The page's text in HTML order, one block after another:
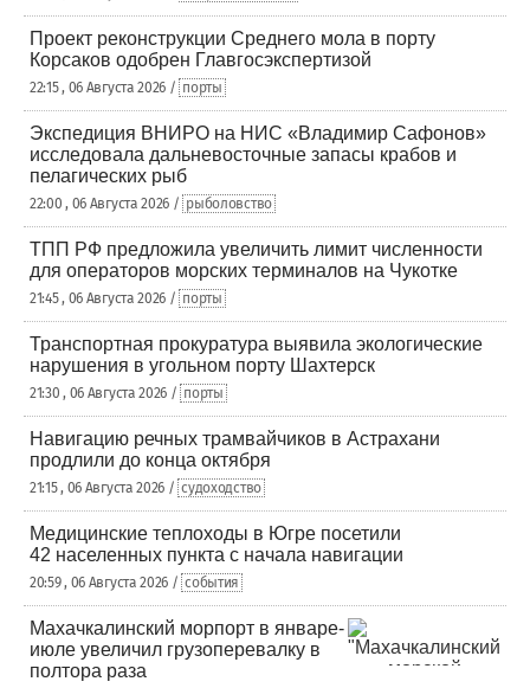
Проект реконструкции Среднего мола в порту
Корсаков одобрен Главгосэкспертизой
22:15 , 06 Августа 2026 / порты
Экспедиция ВНИРО на НИС «Владимир Сафонов»
исследовала дальневосточные запасы крабов и
пелагических рыб
22:00 , 06 Августа 2026 / рыболовство
ТПП РФ предложила увеличить лимит численности
для операторов морских терминалов на Чукотке
21:45 , 06 Августа 2026 / порты
Транспортная прокуратура выявила экологические
нарушения в угольном порту Шахтерск
21:30 , 06 Августа 2026 / порты
Навигацию речных трамвайчиков в Астрахани
продлили до конца октября
21:15 , 06 Августа 2026 / судоходство
Медицинские теплоходы в Югре посетили
42 населенных пункта с начала навигации
20:59 , 06 Августа 2026 / события
Махачкалинский морпорт в январе-
июле увеличил грузоперевалку в
полтора раза